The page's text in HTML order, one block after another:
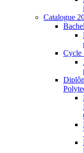
Catalogue
Cycle